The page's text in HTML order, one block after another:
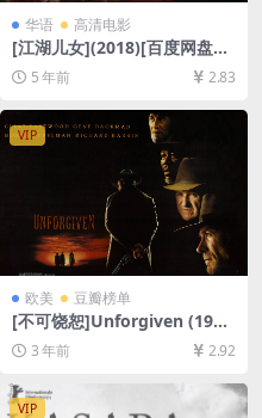
华语 高清电影
[江湖儿女](2018)[百度网盘
+夸克网盘+迅雷云盘资源1080
P超清未删减][MP4/6.7GB][中
文字幕]
5 年前 2.83
VIP
欧美 豆瓣榜单
[不可饶恕]Unforgiven (199
2)[百度网盘+夸克网盘1080P
超清未删减资源][网盘在线播
放/下载][MP4/8.4GB][中文字
幕]
3 年前 2.92
VIP